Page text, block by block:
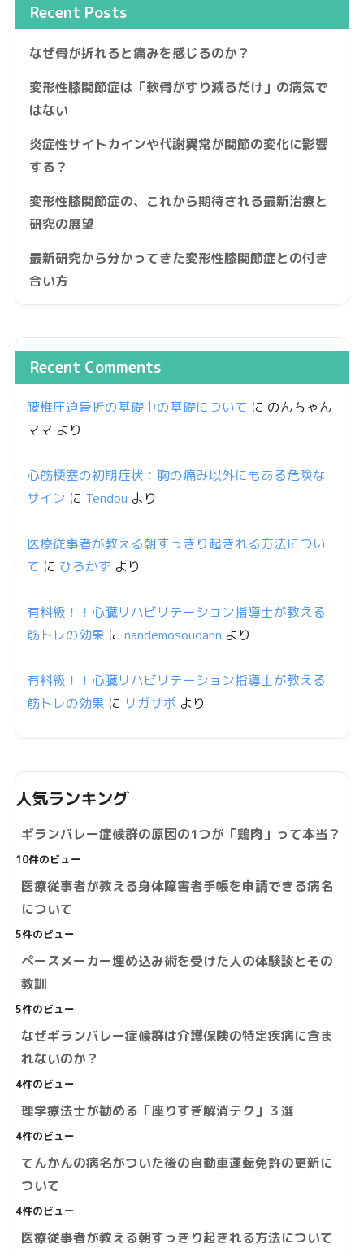
Recent Posts
なぜ骨が折れると痛みを感じるのか？
変形性膝関節症は「軟骨がすり減るだけ」の病気で
はない
炎症性サイトカインや代謝異常が関節の変化に影響
する？
変形性膝関節症の、これから期待される最新治療と
研究の展望
最新研究から分かってきた変形性膝関節症との付き
合い方
Recent Comments
腰椎圧迫骨折の基礎中の基礎について に のんちゃん
ママ より
心筋梗塞の初期症状：胸の痛み以外にもある危険な
サイン に Tendou より
医療従事者が教える朝すっきり起きれる方法につい
て に ひろかず より
有料級！！心臓リハビリテーション指導士が教える
筋トレの効果 に nandemosoudann より
有料級！！心臓リハビリテーション指導士が教える
筋トレの効果 に リガサポ より
人気ランキング
ギランバレー症候群の原因の1つが「鶏肉」って本当？
10件のビュー
医療従事者が教える身体障害者手帳を申請できる病名
について
5件のビュー
ペースメーカー埋め込み術を受けた人の体験談とその
教訓
5件のビュー
なぜギランバレー症候群は介護保険の特定疾病に含ま
れないのか？
4件のビュー
理学療法士が勧める「座りすぎ解消テク」３選
4件のビュー
てんかんの病名がついた後の自動車運転免許の更新に
ついて
4件のビュー
医療従事者が教える朝すっきり起きれる方法について